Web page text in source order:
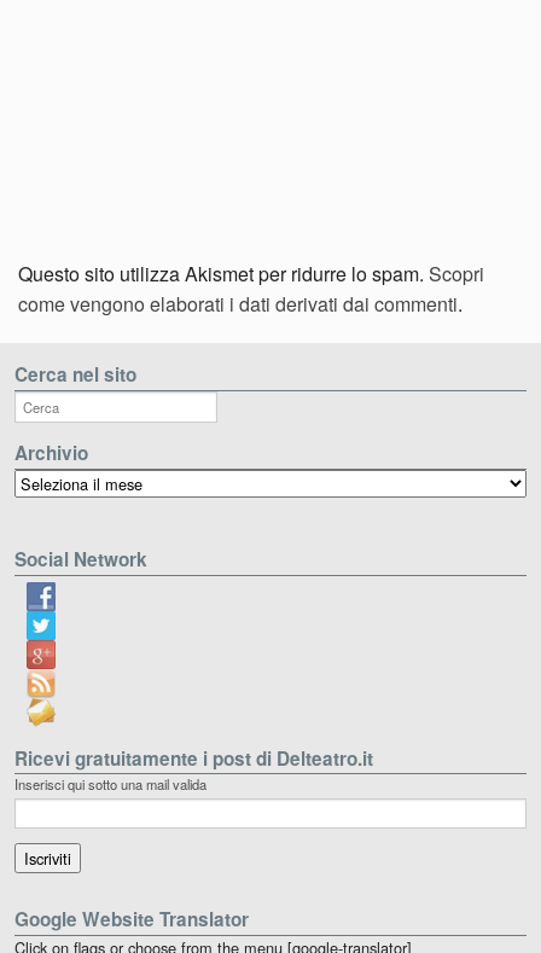
Questo sito utilizza Akismet per ridurre lo spam. Scopri
come vengono elaborati i dati derivati dai commenti.
Cerca nel sito
Archivio
Archivio
Social Network
Ricevi gratuitamente i post di Delteatro.it
Inserisci qui sotto una mail valida
Google Website Translator
Click on flags or choose from the menu [google-translator]